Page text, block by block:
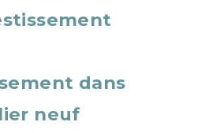
dans
neuf